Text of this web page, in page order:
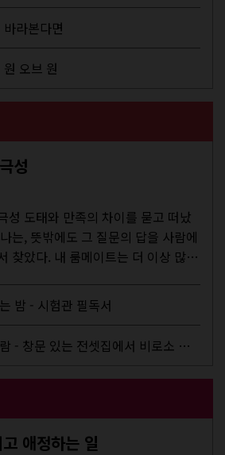
...라본다면
오브 원
성
차이를 묻고 떠났
는, 뜻밖에도 그 질문의 답을 사람에
찾았다. 내 룸메이트는 더 이상 많은
밤 - 시험관 필독서
전세사기 뒤의 사람 - 창문 있는 전셋집에서 비로소 겨울 이불을 샀다
애정하는 일